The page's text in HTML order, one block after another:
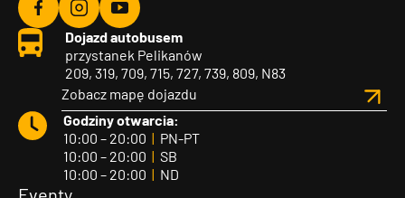
Agvo
Facebook
Agvo
Instagram
Agvo
YouTube
Dojazd autobusem
przystanek Pelikanów
209, 319, 709, 715, 727, 739, 809, N83
Zobacz mapę dojazdu
Godziny otwarcia:
10:00 – 20:00 | PN-PT
10:00 – 20:00 | SB
10:00 – 20:00 | ND